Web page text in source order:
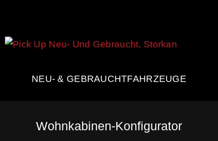
NEU- & GEBRAUCHTFAHRZEUGE
Wohnkabinen-Konfigurator